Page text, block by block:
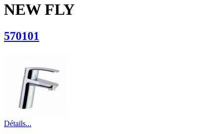
NEW FLY
570101
Détails...